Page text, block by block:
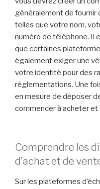
généralement de fournir
telles que votre nom,
numéro de téléphone. Il
que certaines
également exiger une
votre identité pour des
réglementations. Une
en mesure de déposer
commencer à acheter
Comprendre les
d’achat et de
Sur les plateformes